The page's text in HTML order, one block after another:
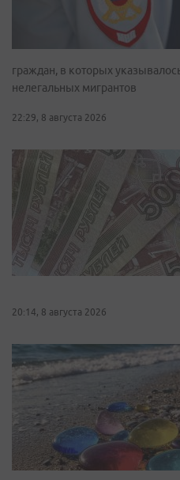
граждан, в которых
нелегальных мигрантов
22:29, 8 августа 2026
20:14, 8 августа 2026